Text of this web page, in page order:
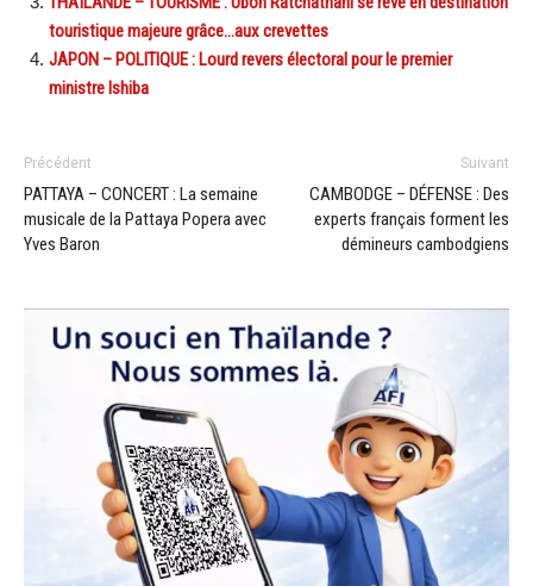
touristique majeure grâce…aux crevettes
JAPON – POLITIQUE : Lourd revers électoral pour le premier
ministre Ishiba
Précédent
PATTAYA – CONCERT : La semaine
musicale de la Pattaya Popera avec
Yves Baron
Suivant
CAMBODGE – DÉFENSE : Des
experts français forment les
démineurs cambodgiens